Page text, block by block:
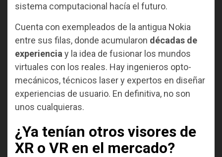
sistema computacional hacía el futuro.
Cuenta con exempleados de la antigua Nokia
entre sus filas, donde acumularon décadas de
experiencia y la idea de fusionar los mundos
virtuales con los reales. Hay ingenieros opto-
mecánicos, técnicos laser y expertos en diseñar
experiencias de usuario. En definitiva, no son
unos cualquieras.
¿Ya tenían otros visores de
XR o VR en el mercado?